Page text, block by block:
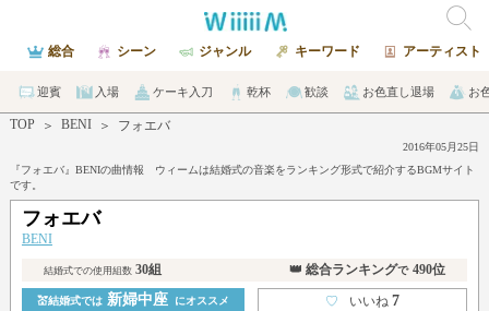
総合 シーン ジャンル キーワード アーティスト
迎賓 入場 ケーキ入刀 乾杯 歓談 お色直し退場 お
TOP ＞ BENI ＞ フォエバ
2016年05月25日
『フォエバ』BENIの曲情報 ウィームは結婚式の音楽をランキング形式で紹介するBGMサイト
です。
フォエバ
BENI
結婚式での使用組数30組 👑 総合ランキングで 490位
💒結婚式では新婦中座 にオススメ ♡ いいね7